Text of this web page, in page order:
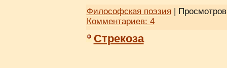
Философская поэзия |
Комментариев: 4
Стрекоза